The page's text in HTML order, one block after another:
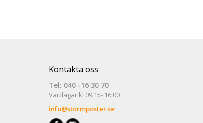
Kontakta oss
Tel: 040 -16 30 70
Vardagar kl 09.15- 16.00
info@stormposter.se